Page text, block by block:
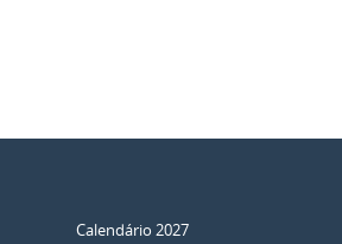
Calendário 2027